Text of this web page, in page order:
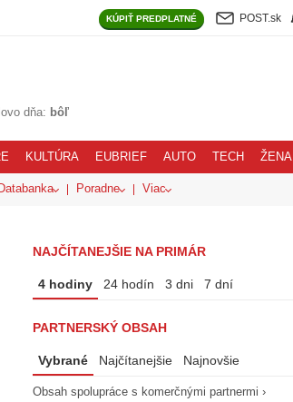
KÚPIŤ PREDPLATNÉ POST.sk
dňa: bôľ
KULTÚRA EUBRIEF AUTO TECH ŽENA
Databanka Poradne Viac
NAJČÍTANEJŠIE NA PRIMÁR
4 hodiny 24 hodín 3 dni 7 dní
PARTNERSKÝ OBSAH
Vybrané Najčítanejšie Najnovšie
Obsah spolupráce s komerčnými partnermi ›